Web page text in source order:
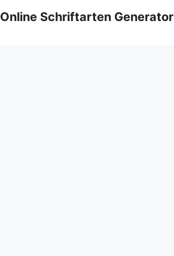
Inhalt
Online Schriftarten Generator